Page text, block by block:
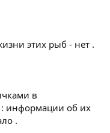
этих рыб - нет .
в
: информации об их
.